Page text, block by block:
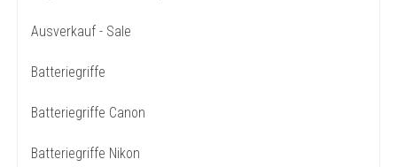
Ausverkauf - Sale
Batteriegriffe
Batteriegriffe Canon
Batteriegriffe Nikon